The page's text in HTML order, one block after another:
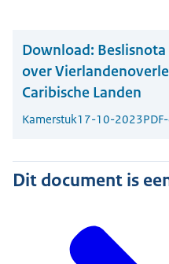
Download:
over
Caribische Landen
Kamerstuk17-10-2023
Dit document is